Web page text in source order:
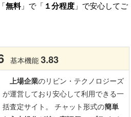
無料」で「 １分程度 」で安心してご